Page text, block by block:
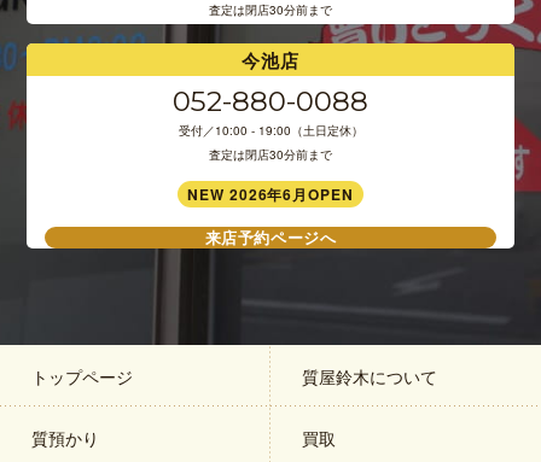
査定は閉店30分前まで
今池店
052-880-0088
受付／10:00 - 19:00（土日定休）
査定は閉店30分前まで
NEW 2026年6月OPEN
来店予約ページへ
トップページ 質屋鈴木について
質預かり 買取